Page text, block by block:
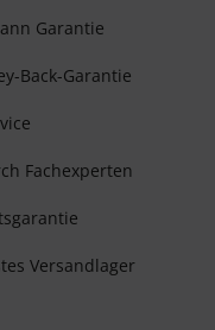
Garantie
Back-Garantie
Fachexperten
Versandlager